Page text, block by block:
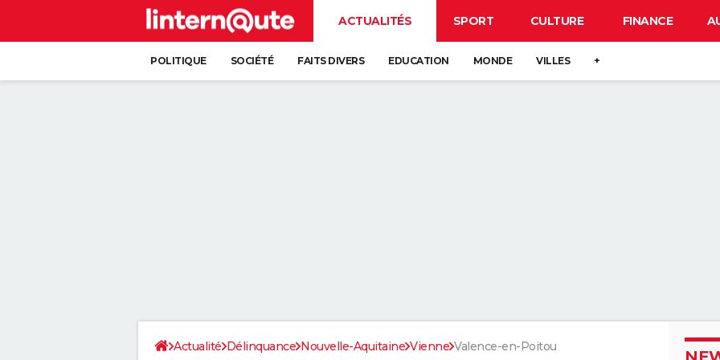
ACTUALITÉS SPORT CULTURE FINANCE
POLITIQUE SOCIÉTÉ FAITS DIVERS EDUCATION MONDE VILLES +
Actualité Délinquance Nouvelle-Aquitaine Vienne Valence-en-Poitou